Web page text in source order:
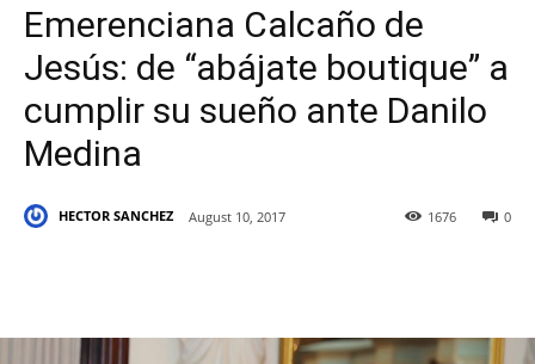
Emerenciana Calcaño de
Jesús: de “abájate boutique” a
cumplir su sueño ante Danilo
Medina
HECTOR SANCHEZ August 10, 2017 0
1676